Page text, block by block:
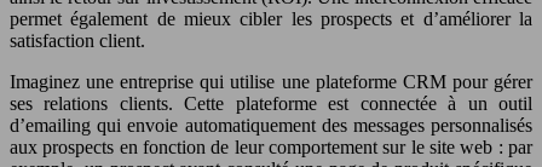
permet également de mieux cibler les prospects et d’améliorer la
satisfaction client.
Imaginez une entreprise qui utilise une plateforme CRM pour gérer
ses relations clients. Cette plateforme est connectée à un outil
d’emailing qui envoie automatiquement des messages personnalisés
aux prospects en fonction de leur comportement sur le site web : par